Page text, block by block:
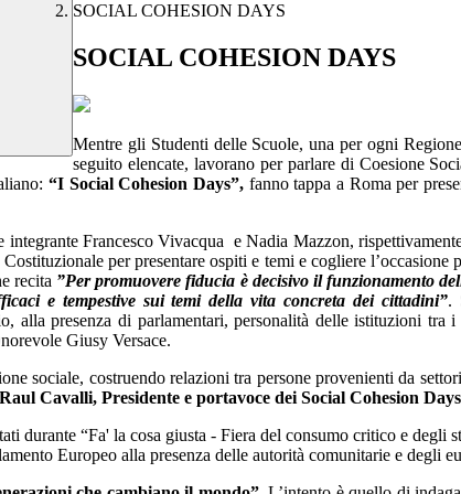
SOCIAL COHESION DAYS
SOCIAL COHESION DAYS
Mentre gli Studenti delle Scuole, una per ogni
seguito elencate, lavorano per parlare di Coesione
“I Social Cohesion Days”, fanno tappa a Roma per
Francesco Vivacqua e Nadia Mazzon,
per presentare ospiti e temi e cogliere l’occasione
recita ”Per promuovere fiducia è decisivo il funzionamento
e tempestive sui temi della vita concreta dei cittadini”.
alla presenza di parlamentari, personalità delle istituzioni
Giusy Versace.
sociale, costruendo relazioni tra persone provenienti da
Raul Cavalli, Presidente e portavoce dei Social Cohesion
durante “Fa' la cosa giusta - Fiera del consumo critico e degli
Europeo alla presenza delle autorità comunitarie e degli